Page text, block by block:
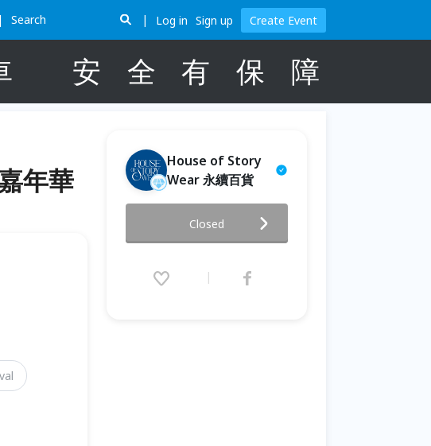
Search Log in Sign up Create Event
安 全 有 保 障
年華​
House of Story
Wear 永續百貨
Festival​ 英倫聖誕嘉年華​
2025.12.12 (Fri) 18:00 - 12.28
Closed